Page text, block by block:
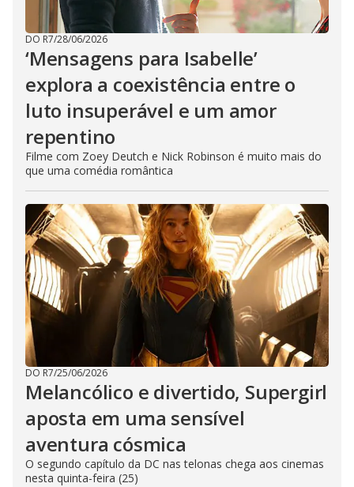
DO R7/28/06/2026
‘Mensagens para Isabelle’
explora a coexistência entre o
luto insuperável e um amor
repentino
Filme com Zoey Deutch e Nick Robinson é muito mais do
que uma comédia romântica
DO R7/25/06/2026
Melancólico e divertido, Supergirl
aposta em uma sensível
aventura cósmica
O segundo capítulo da DC nas telonas chega aos cinemas
nesta quinta-feira (25)